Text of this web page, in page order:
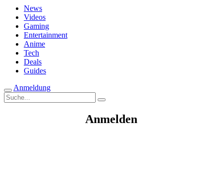
News
Videos
Gaming
Entertainment
Anime
Tech
Deals
Guides
Anmeldung
Suche
nach:
Anmelden